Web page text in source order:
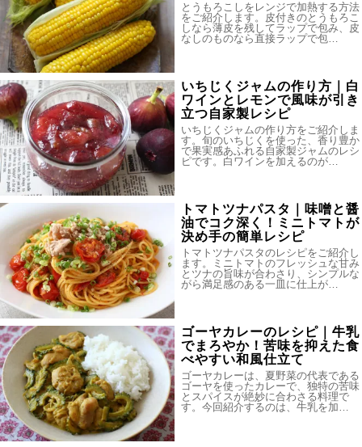
とうもろこしをレンジで加熱する方法
をご紹介します。皮付きのとうもろこ
しなら薄皮を残してラップで包み、皮
なしのものなら直接ラップで包…
いちじくジャムの作り方｜白
ワインとレモンで風味が引き
立つ自家製レシピ
いちじくジャムの作り方をご紹介しま
す。旬のいちじくを使った、香り豊か
で果実感あふれる自家製ジャムのレシ
ピです。白ワインを加えるのが…
トマトツナパスタ｜味噌と醤
油でコク深く！ミニトマトが
決め手の簡単レシピ
トマトツナパスタのレシピをご紹介し
ます。ミニトマトのフレッシュな甘み
とツナの旨味が合わさり、シンプルな
がら満足感のある一皿に仕上が…
ゴーヤカレーのレシピ｜牛乳
でまろやか！苦味を抑えた食
べやすい和風仕立て
ゴーヤカレーは、夏野菜の代表である
ゴーヤを使ったカレーで、独特の苦味
とスパイスが絶妙に合わさる料理で
す。今回紹介するのは、牛乳を加…